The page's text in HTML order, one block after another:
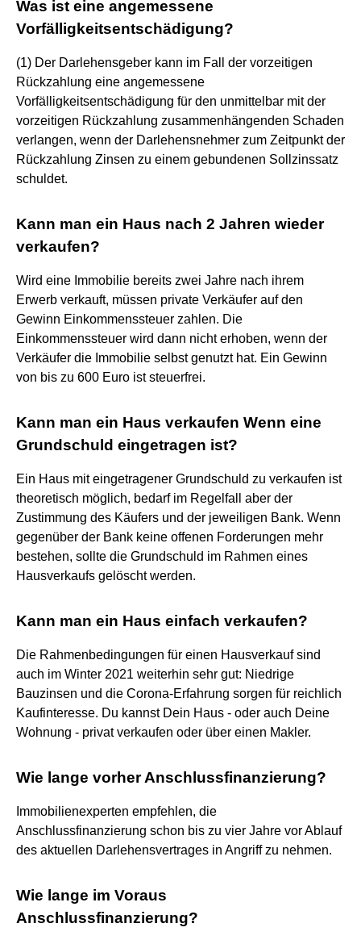
Was ist eine angemessene
Vorfälligkeitsentschädigung?
(1) Der Darlehensgeber kann im Fall der vorzeitigen
Rückzahlung eine angemessene
Vorfälligkeitsentschädigung für den unmittelbar mit der
vorzeitigen Rückzahlung zusammenhängenden Schaden
verlangen, wenn der Darlehensnehmer zum Zeitpunkt der
Rückzahlung Zinsen zu einem gebundenen Sollzinssatz
schuldet.
Kann man ein Haus nach 2 Jahren wieder
verkaufen?
Wird eine Immobilie bereits zwei Jahre nach ihrem
Erwerb verkauft, müssen private Verkäufer auf den
Gewinn Einkommenssteuer zahlen. Die
Einkommenssteuer wird dann nicht erhoben, wenn der
Verkäufer die Immobilie selbst genutzt hat. Ein Gewinn
von bis zu 600 Euro ist steuerfrei.
Kann man ein Haus verkaufen Wenn eine
Grundschuld eingetragen ist?
Ein Haus mit eingetragener Grundschuld zu verkaufen ist
theoretisch möglich, bedarf im Regelfall aber der
Zustimmung des Käufers und der jeweiligen Bank. Wenn
gegenüber der Bank keine offenen Forderungen mehr
bestehen, sollte die Grundschuld im Rahmen eines
Hausverkaufs gelöscht werden.
Kann man ein Haus einfach verkaufen?
Die Rahmenbedingungen für einen Hausverkauf sind
auch im Winter 2021 weiterhin sehr gut: Niedrige
Bauzinsen und die Corona-Erfahrung sorgen für reichlich
Kaufinteresse. Du kannst Dein Haus - oder auch Deine
Wohnung - privat verkaufen oder über einen Makler.
Wie lange vorher Anschlussfinanzierung?
Immobilienexperten empfehlen, die
Anschlussfinanzierung schon bis zu vier Jahre vor Ablauf
des aktuellen Darlehensvertrages in Angriff zu nehmen.
Wie lange im Voraus
Anschlussfinanzierung?